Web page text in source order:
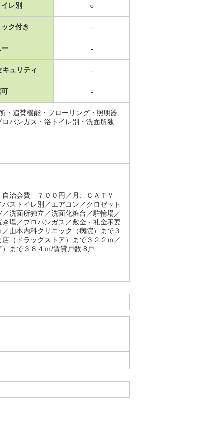
レ別 ○
ク付き -
ー -
キュリティ -
可 -
・追焚機能・フローリング・照明器
パンガス・浴トイレ別・洗面所独
自治会費 ７００円／月、ＣＡＴＶ
ストイレ別／エアコン／クロゼット
洗面所独立／洗面化粧台／駐輪場／
場／プロパンガス／敷金・礼金不要
山本内科クリニック（病院）まで３
（ドラッグストア）まで３２２ｍ／
まで３８４ｍ/賃貸戸数:8戸